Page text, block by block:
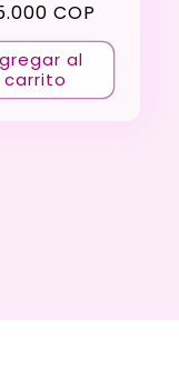
COP
al
carrito